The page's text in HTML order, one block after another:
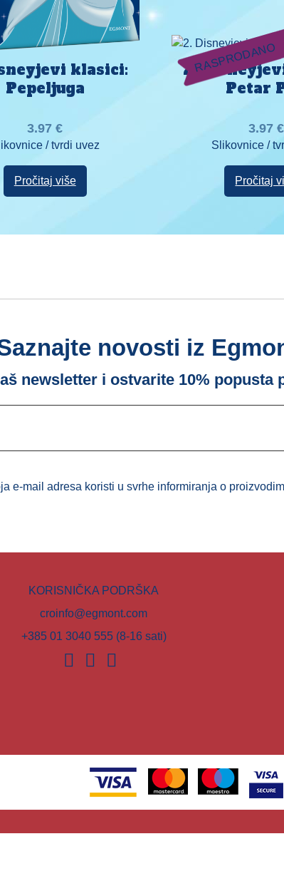
klasici:
Pepeljuga
3.97€
/ tvrdi uvez
Pročitaj više
RASPRODANO
2.
Petar
3.97 €
Slikovnice /
Pročitaj
novosti iz
newsletter i ostvarite 10% popusta
e-mail adresa koristi u svrhe informiranja o
KORISNIČKA PODRŠKA
croinfo@egmont.com
+385 01 3040 555(8-16 sati)